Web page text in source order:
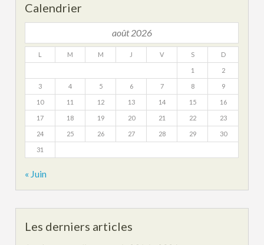
Calendrier
août 2026
L M M J V S D
1 2
3 4 5 6 7 8 9
10 11 12 13 14 15 16
17 18 19 20 21 22 23
24 25 26 27 28 29 30
31
« Juin
Les derniers articles